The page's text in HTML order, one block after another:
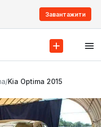
Завантажити
/Kia Optima 2015